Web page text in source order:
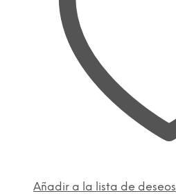
Añadir a la lista de deseos